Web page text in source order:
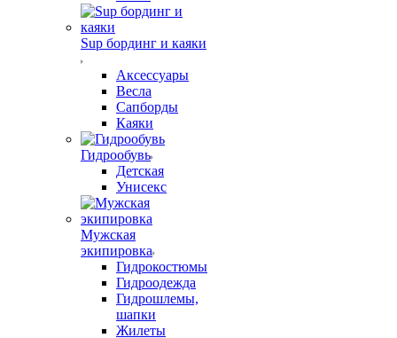
Sup бординг и каяки
Аксессуары
Весла
Сапборды
Каяки
Гидрообувь
Детская
Унисекс
Мужская
экипировка
Гидрокостюмы
Гидроодежда
Гидрошлемы,
шапки
Жилеты